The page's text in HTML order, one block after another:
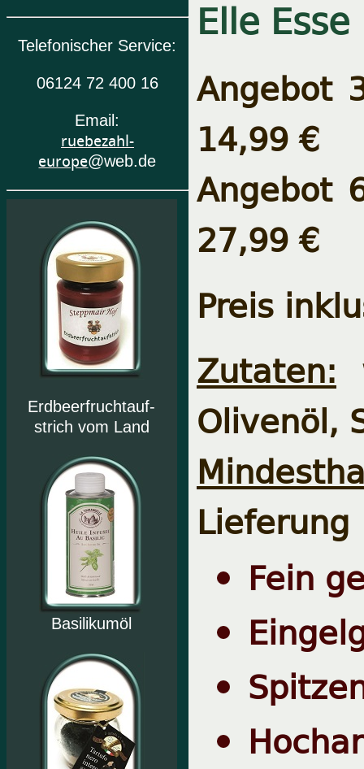
Telefonischer Service:
06124 72 400 16
Email:
ruebezahl-
europe@web.de
Erdbeerfruchtauf-
strich vom Land
Basilikumöl
Elle Esse
Angebot
14,99 €
Angebot
27,99 €
Preis
Zutaten:
Olivenöl,
Lieferung
Fein